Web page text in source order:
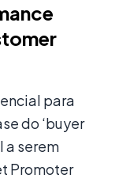
para
do ‘buyer
a serem
Promoter